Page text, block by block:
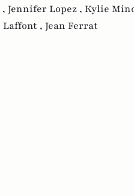
Jennifer Lopez , Kylie
Laffont , Jean Ferrat